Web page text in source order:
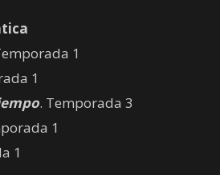
1
1
. Temporada 3
1
1